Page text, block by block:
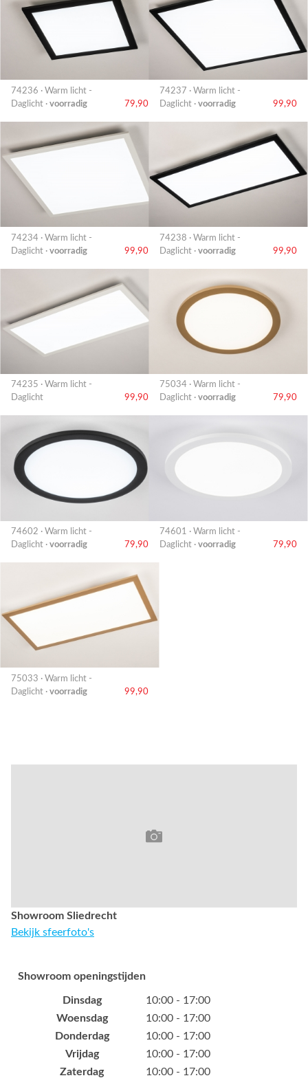
74236 · Warm licht -
Daglicht · voorradig 79,90
74237 · Warm licht -
Daglicht · voorradig 99,90
74234 · Warm licht -
Daglicht · voorradig 99,90
74238 · Warm licht -
Daglicht · voorradig 99,90
74235 · Warm licht -
Daglicht
99,90
75034 · Warm licht -
Daglicht · voorradig 79,90
74602 · Warm licht -
Daglicht · voorradig 79,90
74601 · Warm licht -
Daglicht · voorradig 79,90
75033 · Warm licht -
Daglicht · voorradig 99,90
Showroom Sliedrecht
Bekijk sfeerfoto's
Showroom openingstijden
Dinsdag
10:00 - 17:00
Woensdag
10:00 - 17:00
Donderdag
10:00 - 17:00
Vrijdag
10:00 - 17:00
Zaterdag
10:00 - 17:00